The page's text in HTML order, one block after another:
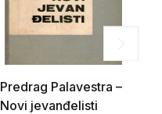
Predrag Palavestra –
Novi jevanđelisti